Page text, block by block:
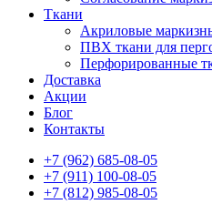
Ткани
Акриловые
ПВХ ткани для
Перфорированные
Доставка
Акции
Блог
Контакты
+7 (962) 685-08-05
+7 (911) 100-08-05
+7 (812) 985-08-05